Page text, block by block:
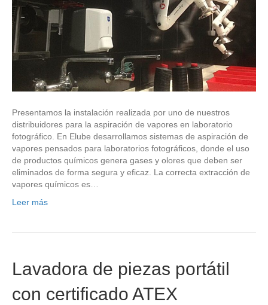
Presentamos la instalación realizada por uno de nuestros
distribuidores para la aspiración de vapores en laboratorio
fotográfico. En Elube desarrollamos sistemas de aspiración de
vapores pensados para laboratorios fotográficos, donde el uso
de productos químicos genera gases y olores que deben ser
eliminados de forma segura y eficaz. La correcta extracción de
vapores químicos es…
Leer más
Lavadora de piezas portátil
con certificado ATEX